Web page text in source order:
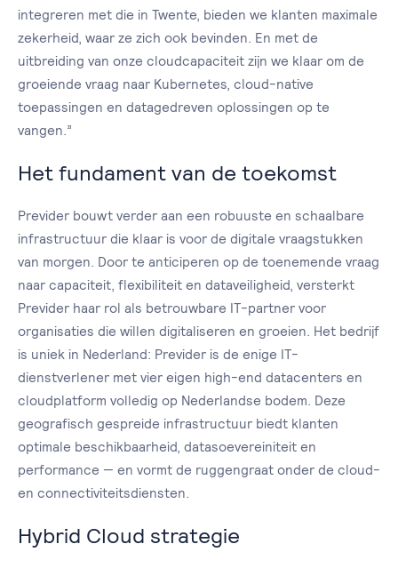
integreren met die in Twente, bieden we klanten maximale
zekerheid, waar ze zich ook bevinden. En met de
uitbreiding van onze cloudcapaciteit zijn we klaar om de
groeiende vraag naar Kubernetes, cloud-native
toepassingen en datagedreven oplossingen op te
vangen.”
Het fundament van de toekomst
Previder bouwt verder aan een robuuste en schaalbare
infrastructuur die klaar is voor de digitale vraagstukken
van morgen. Door te anticiperen op de toenemende vraag
naar capaciteit, flexibiliteit en dataveiligheid, versterkt
Previder haar rol als betrouwbare IT-partner voor
organisaties die willen digitaliseren en groeien. Het bedrijf
is uniek in Nederland: Previder is de enige IT-
dienstverlener met vier eigen high-end datacenters en
cloudplatform volledig op Nederlandse bodem. Deze
geografisch gespreide infrastructuur biedt klanten
optimale beschikbaarheid, datasoevereiniteit en
performance — en vormt de ruggengraat onder de cloud-
en connectiviteitsdiensten.
Hybrid Cloud strategie